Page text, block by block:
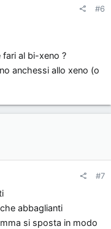
#6
fari al bi-xeno ?
anchessi allo xeno (o
#7
abbaglianti
si sposta in modo